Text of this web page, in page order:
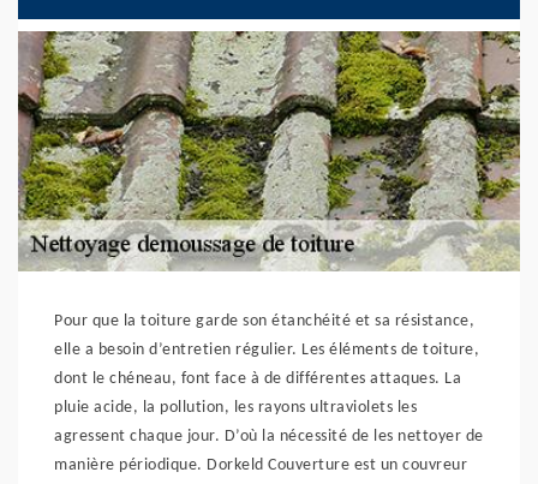
Pour que la toiture garde son étanchéité et sa résistance,
elle a besoin d’entretien régulier. Les éléments de toiture,
dont le chéneau, font face à de différentes attaques. La
pluie acide, la pollution, les rayons ultraviolets les
agressent chaque jour. D’où la nécessité de les nettoyer de
manière périodique. Dorkeld Couverture est un couvreur